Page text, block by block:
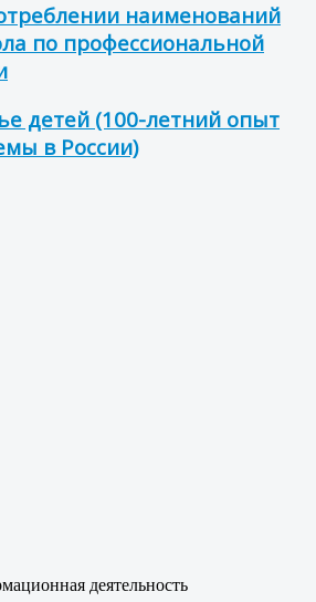
наименований
по профессиональной
детей (100-летний опыт
в России)
деятельность